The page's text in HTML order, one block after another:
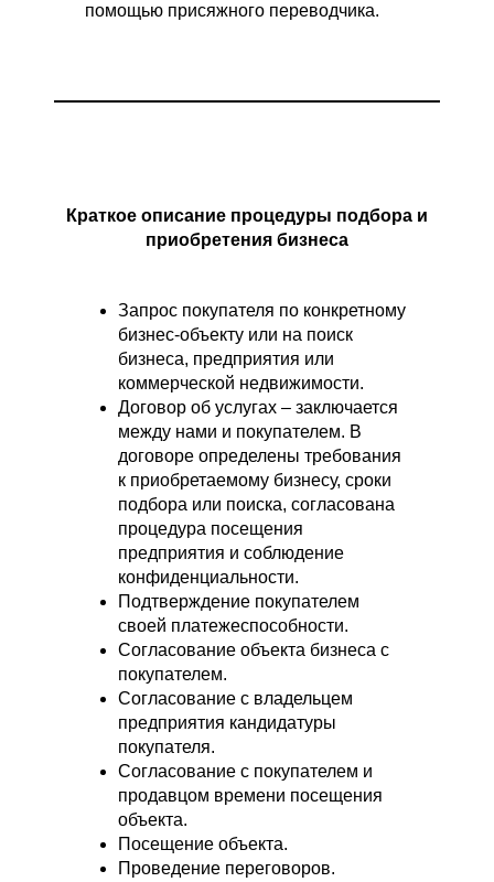
помощью присяжного переводчика.
Краткое описание процедуры подбора и
приобретения бизнеса
Запрос покупателя по конкретному
бизнес-объекту или на поиск
бизнеса, предприятия или
коммерческой недвижимости.
Договор об услугах – заключается
между нами и покупателем. В
договоре определены требования
к приобретаемому бизнесу, сроки
подбора или поиска, согласована
процедура посещения
предприятия и соблюдение
конфиденциальности.
Подтверждение покупателем
своей платежеспособности.
Согласование объекта бизнеса с
покупателем.
Согласование с владельцем
предприятия кандидатуры
покупателя.
Согласование с покупателем и
продавцом времени посещения
объекта.
Посещение объекта.
Проведение переговоров.